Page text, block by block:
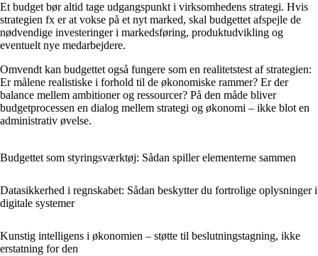
Et budget bør altid tage udgangspunkt i virksomhedens strategi. Hvis
strategien fx er at vokse på et nyt marked, skal budgettet afspejle de
nødvendige investeringer i markedsføring, produktudvikling og
eventuelt nye medarbejdere.
Omvendt kan budgettet også fungere som en realitetstest af strategien:
Er målene realistiske i forhold til de økonomiske rammer? Er der
balance mellem ambitioner og ressourcer? På den måde bliver
budgetprocessen en dialog mellem strategi og økonomi – ikke blot en
administrativ øvelse.
Budgettet som styringsværktøj: Sådan spiller elementerne sammen
Datasikkerhed i regnskabet: Sådan beskytter du fortrolige oplysninger i
digitale systemer
Kunstig intelligens i økonomien – støtte til beslutningstagning, ikke
erstatning for den